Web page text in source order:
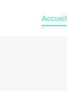
Accueil